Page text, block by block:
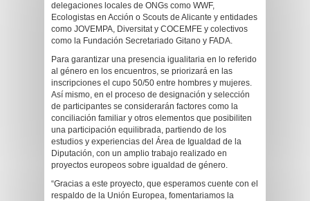
delegaciones locales de ONGs como WWF,
Ecologistas en Acción o Scouts de Alicante y entidades
como JOVEMPA, Diversitat y COCEMFE y colectivos
como la Fundación Secretariado Gitano y FADA.
Para garantizar una presencia igualitaria en lo referido
al género en los encuentros, se priorizará en las
inscripciones el cupo 50/50 entre hombres y mujeres.
Así mismo, en el proceso de designación y selección
de participantes se considerarán factores como la
conciliación familiar y otros elementos que posibiliten
una participación equilibrada, partiendo de los
estudios y experiencias del Área de Igualdad de la
Diputación, con un amplio trabajo realizado en
proyectos europeos sobre igualdad de género.
“Gracias a este proyecto, que esperamos cuente con el
respaldo de la Unión Europea, fomentariamos la